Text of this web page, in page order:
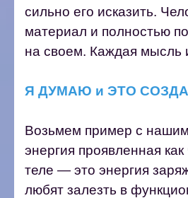
сильно его исказить.
материал и полностью
на своем. Каждая мысль
Я ДУМАЮ и ЭТО
Возьмем пример с нашим
энергия проявленная
теле — это энергия
любят залезть в